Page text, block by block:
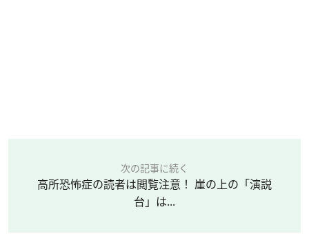
次の記事に続く
高所恐怖症の読者は閲覧注意！ 崖の上の「演説
台」は...